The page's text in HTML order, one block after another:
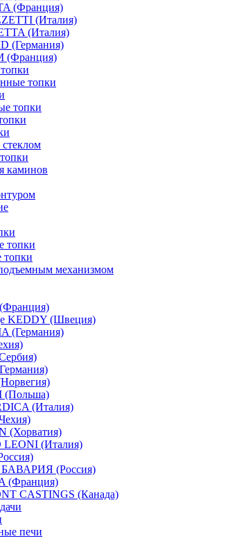
(Франция)
(Италия)
(Италия)
(Германия)
(Франция)
топки
топки
каминов
топки
механизмом
KEDDY (Швеция)
(Германия)
(Польша)
(Италия)
(Хорватия)
LEONI (Италия)
(Россия)
(Франция)
CASTINGS (Канада)
печи